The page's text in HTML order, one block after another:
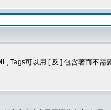
Tags可以用 [ 及 ] 包含著而不需